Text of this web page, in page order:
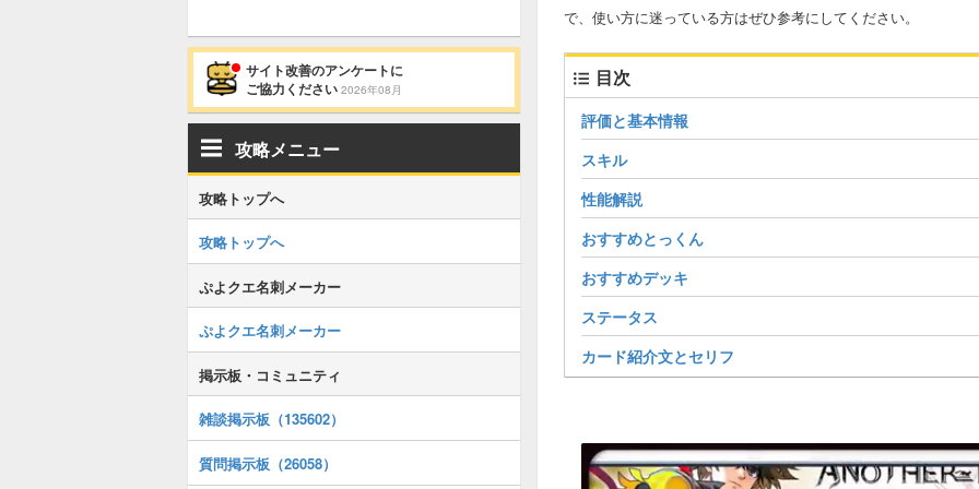
で、使い方に迷っている方はぜひ参考にしてください。
目次
評価と基本情報
スキル
性能解説
おすすめとっくん
おすすめデッキ
ステータス
カード紹介文とセリフ
サイト改善のアンケートに
ご協力ください 2026年08月
攻略メニュー
攻略トップへ
攻略トップへ
ぷよクエ名刺メーカー
ぷよクエ名刺メーカー
掲示板・コミュニティ
雑談掲示板（135602）
質問掲示板（26058）